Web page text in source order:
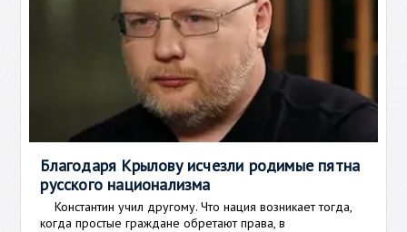
Благодаря Крылову исчезли родимые пятна
русского национализма
Константин учил другому. Что нация возникает тогда,
когда простые граждане обретают права, в